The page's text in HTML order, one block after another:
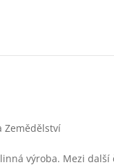
Zemědělství
výroba. Mezi